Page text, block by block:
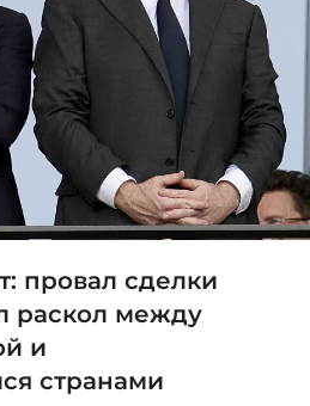
провал сделки
между
и
странами